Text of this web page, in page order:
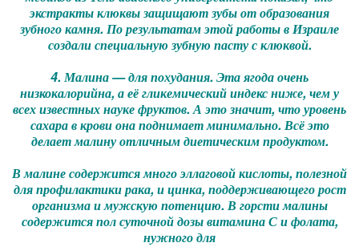
экстракты клюквы защищают зубы от образования
зубного камня. По результатам этой работы в Израиле
создали специальную зубную пасту с клюквой.
4. Малина — для похудания. Эта ягода очень
низкокалорийна, а её гликемический индекс ниже, чем у
всех известных науке фруктов. А это значит, что уровень
сахара в крови она поднимает минимально. Всё это
делает малину отличным диетическим продуктом.
В малине содержится много эллаговой кислоты, полезной
для профилактики рака, и цинка, поддерживающего рост
организма и мужскую потенцию. В горсти малины
содержится пол суточной дозы витамина С и фолата,
нужного для